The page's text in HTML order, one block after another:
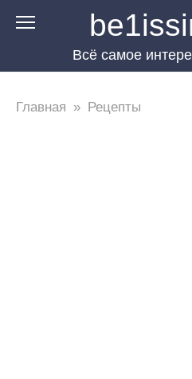
Перейти
Всё самое
Главная » Рецепты